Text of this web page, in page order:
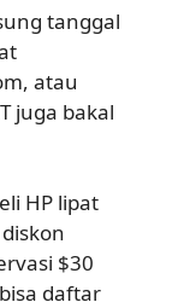
tanggal
atau
juga bakal
HP lipat
$30
daftar